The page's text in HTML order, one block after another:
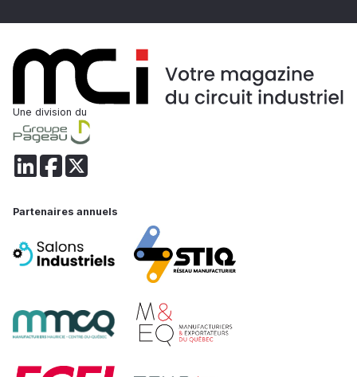
Une division du
Partenaires annuels